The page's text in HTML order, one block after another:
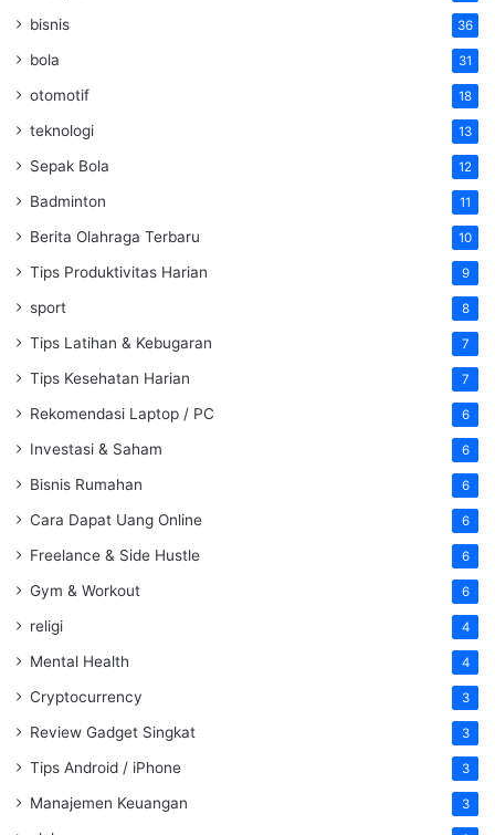
bisnis 36
bola 31
otomotif 18
teknologi 13
Sepak Bola 12
Badminton 11
Berita Olahraga Terbaru 10
Tips Produktivitas Harian 9
sport 8
Tips Latihan & Kebugaran 7
Tips Kesehatan Harian 7
Rekomendasi Laptop / PC 6
Investasi & Saham 6
Bisnis Rumahan 6
Cara Dapat Uang Online 6
Freelance & Side Hustle 6
Gym & Workout 6
religi 4
Mental Health 4
Cryptocurrency 3
Review Gadget Singkat 3
Tips Android / iPhone 3
Manajemen Keuangan 3